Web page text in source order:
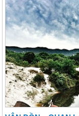
Đây là một quần đảo
Long thơ mộng, là
lợi thế. Nơi đây không
thắng thiên nhiên
lịch sử, văn hóa lâu đời.
dài theo hướng Đông
những ngọn núi cao
biển khơi để bảo vệ
đến cho quý khách
tưởng và lựa chọn
trình lần này.